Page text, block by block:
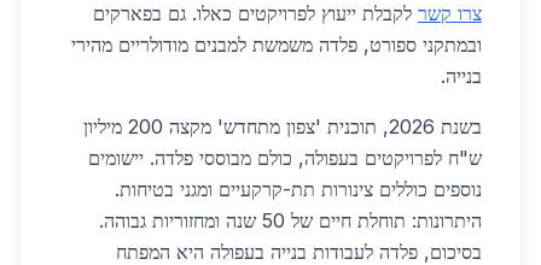
צרו קשר לקבלת ייעוץ לפרויקטים כאלו. גם בפארקים
ובמתקני ספורט, פלדה משמשת למבנים מודולריים מהירי
בנייה.
בשנת 2026, תוכנית 'צפון מתחדש' מקצה 200 מיליון
ש"ח לפרויקטים בעפולה, כולם מבוססי פלדה. יישומים
נוספים כוללים צינורות תת-קרקעיים ומגני בטיחות.
היתרונות: תוחלת חיים של 50 שנה ומחזוריות גבוהה.
בסיכום, פלדה לעבודות בנייה בעפולה היא המפתח